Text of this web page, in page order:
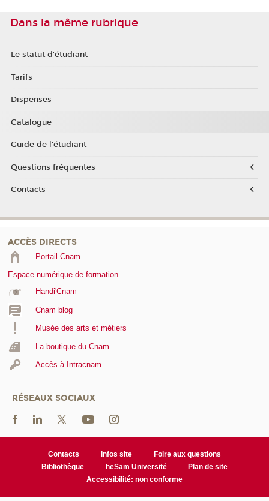
Dans la même rubrique
Le statut d'étudiant
Tarifs
Dispenses
Catalogue
Guide de l'étudiant
Questions fréquentes
Contacts
ACCÈS DIRECTS
Portail Cnam
Espace numérique de formation
Handi'Cnam
Cnam blog
Musée des arts et métiers
La boutique du Cnam
Accès à Intracnam
RÉSEAUX SOCIAUX
Contacts Infos site
Foire aux questions
Bibliothèque
heSam Université
Plan de site
Accessibilité: non conforme